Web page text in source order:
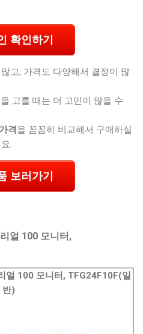
확인하기
고, 가격도 다양해서 결정이 많
고를 때는 더 고민이 많을 수
가격 을 꼼꼼히 비교해서 구매하실
.
보러가기
얼 100 모니터,
얼 100 모니터, TFG24F10F(일
반)